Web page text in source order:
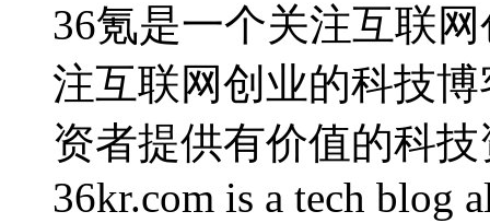
36氪是一个关注互联
注互联网创业的科技
资者提供有价值的科
36kr.com is a tech blog